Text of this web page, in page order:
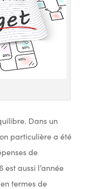
Dans un
particulière a été
de
est aussi l’année
termes de